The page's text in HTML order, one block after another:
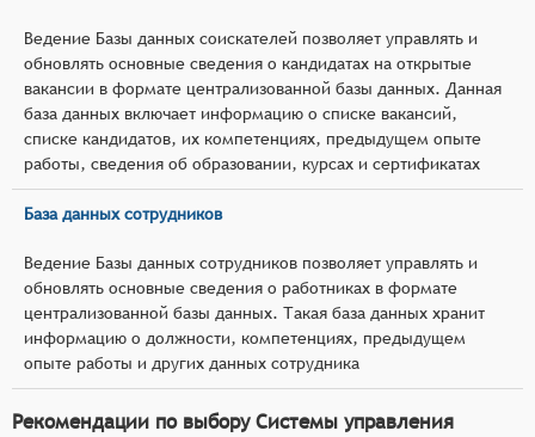
Ведение Базы данных соискателей позволяет управлять и
обновлять основные сведения о кандидатах на открытые
вакансии в формате централизованной базы данных. Данная
база данных включает информацию о списке вакансий,
списке кандидатов, их компетенциях, предыдущем опыте
работы, сведения об образовании, курсах и сертификатах
База данных сотрудников
Ведение Базы данных сотрудников позволяет управлять и
обновлять основные сведения о работниках в формате
централизованной базы данных. Такая база данных хранит
информацию о должности, компетенциях, предыдущем
опыте работы и других данных сотрудника
Рекомендации по выбору Системы управления